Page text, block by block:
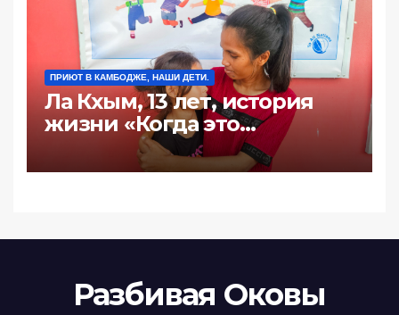
ПРИЮТ В КАМБОДЖЕ, НАШИ ДЕТИ.
Ла Кхым, 13 лет, история
жизни «Когда это
произошло последний
раз?»
Разбивая Оковы